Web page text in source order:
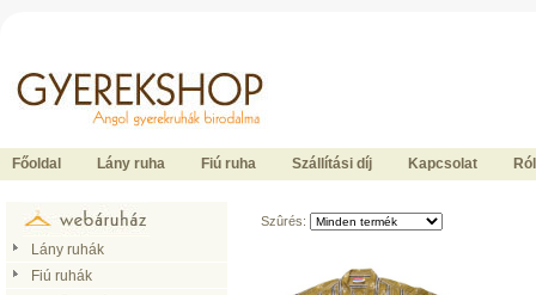
Főoldal Lány ruha Fiú ruha Szállítási díj Kapcsolat
Lány ruhák
Fiú ruhák
Szûrés: